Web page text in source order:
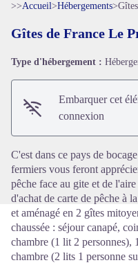
>>Accueil>Hébergements>
Gîtes de France Le
Type d'hébergement :
Embarquer cet
connexion
C'est dans ce pays de
fermiers vous feront
pêche face au gite et de
d'achat de carte de pêche à
et aménagé en 2 gîtes
chaussée : séjour canapé,
chambre (1 lit 2 personnes),
chambre (2 lits 1 personne